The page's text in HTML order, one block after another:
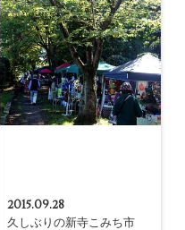
2015.09.28
久しぶりの新寺こみち市